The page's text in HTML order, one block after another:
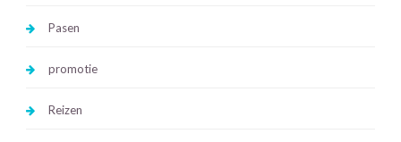
Pasen
promotie
Reizen